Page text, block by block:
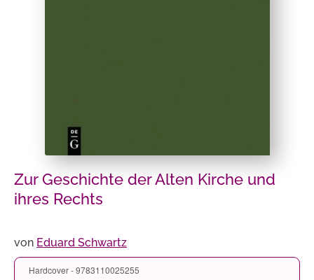
Zur Geschichte der Alten Kirche und
ihres Rechts
von Eduard Schwartz
Hardcover - 9783110025255